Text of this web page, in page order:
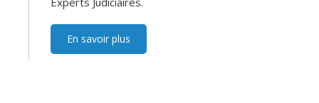
En savoir plus